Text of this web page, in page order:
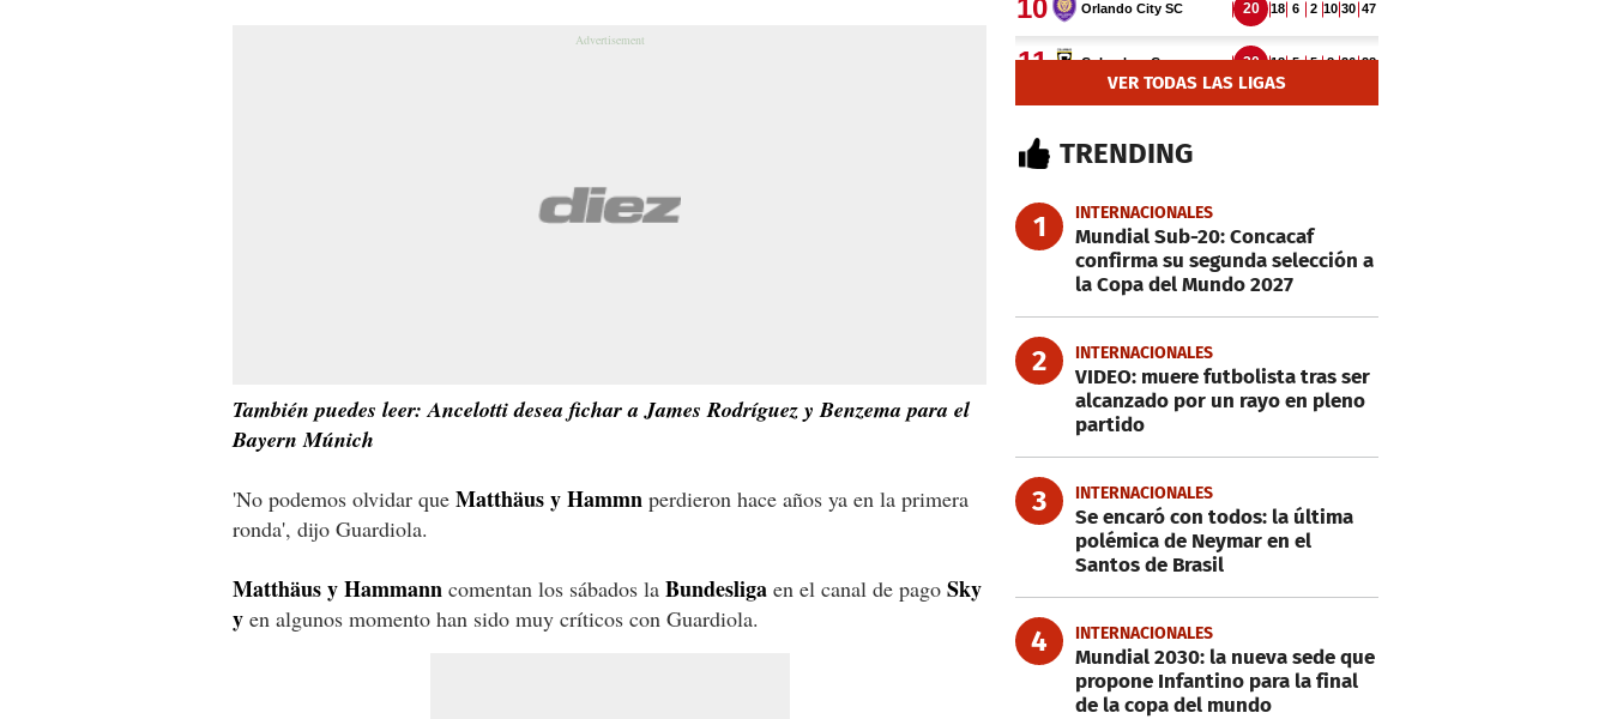
También puedes leer: Ancelotti desea fichar a James Rodríguez y Benzema para el
Bayern Múnich
'No podemos olvidar que Matthäus y Hammn perdieron hace años ya en la primera
ronda', dijo Guardiola.
Matthäus y Hammann comentan los sábados la Bundesliga en el canal de pago Sky
y en algunos momento han sido muy críticos con Guardiola.
VER TODAS LAS LIGAS
TRENDING
1 INTERNACIONALES
Mundial Sub-20: Concacaf
confirma su segunda selección a
la Copa del Mundo 2027
2 INTERNACIONALES
VIDEO: muere futbolista tras ser
alcanzado por un rayo en pleno
partido
3 INTERNACIONALES
Se encaró con todos: la última
polémica de Neymar en el
Santos de Brasil
4 INTERNACIONALES
Mundial 2030: la nueva sede que
propone Infantino para la final
de la copa del mundo